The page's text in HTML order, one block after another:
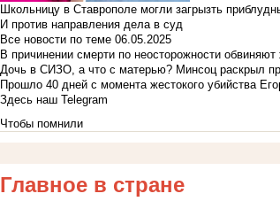
Школьницу в Ставрополе могли загрызть
И против направления дела в суд
Все новости по теме 06.05.2025
В причинении смерти по неосторожности
Дочь в СИЗО, а что с матерью? Минсоц раскрыл
Прошло 40 дней с момента жестокого убийства
Здесь наш Telegram
Чтобы помнили
Главное в стране